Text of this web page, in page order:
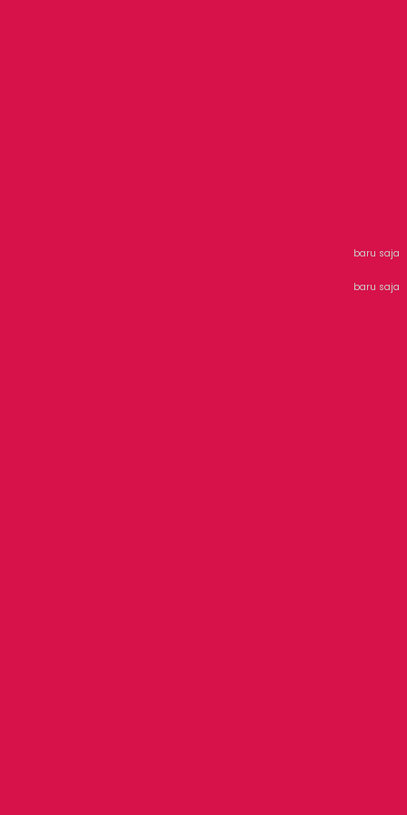
baru saja
baru saja